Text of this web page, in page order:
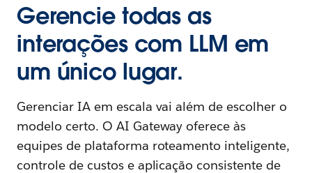
Gerencie todas as
interações com LLM em
um único lugar.
Gerenciar IA em escala vai além de escolher o
modelo certo. O AI Gateway oferece às
equipes de plataforma roteamento inteligente,
controle de custos e aplicação consistente de